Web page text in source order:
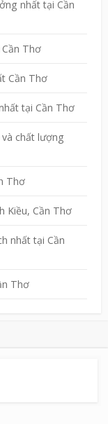
nhất tại Cần
Thơ
Cần Thơ
tại Cần Thơ
chất lượng
Thơ
Kiều, Cần Thơ
nhất tại Cần
Thơ